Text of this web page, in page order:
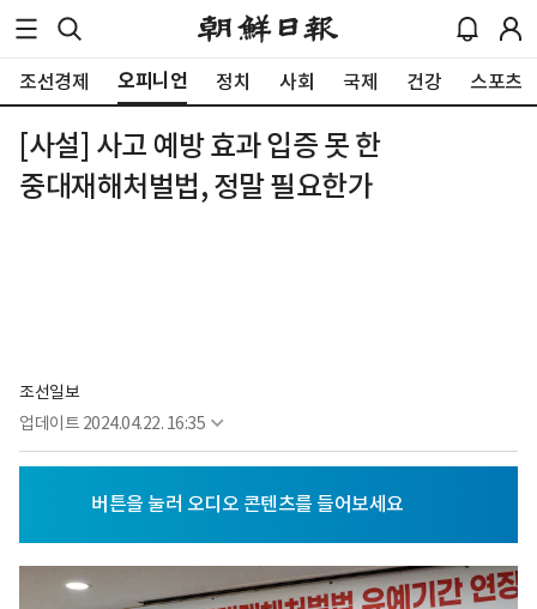
조선경제 오피니언 정치 사회 국제 건강 스포츠
[사설] 사고 예방 효과 입증 못 한
중대재해처벌법, 정말 필요한가
조선일보
업데이트 2024.04.22. 16:35